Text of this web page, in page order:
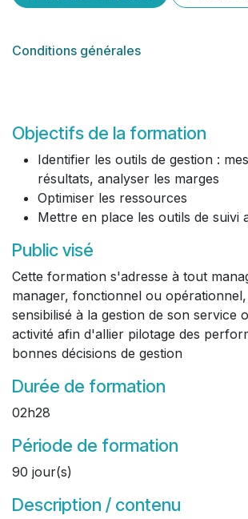
Conditions générales
Objectifs de la formation
Identifier les outils de gestion :
résultats, analyser les marges
Optimiser les ressources
Mettre en place les outils de suivi
Public visé
Cette formation s'adresse à tout
manager, fonctionnel ou
sensibilisé à la gestion de son service
activité afin d'allier pilotage des
bonnes décisions de gestion
Durée de formation
02h28
Période de formation
90 jour(s)
Description / contenu